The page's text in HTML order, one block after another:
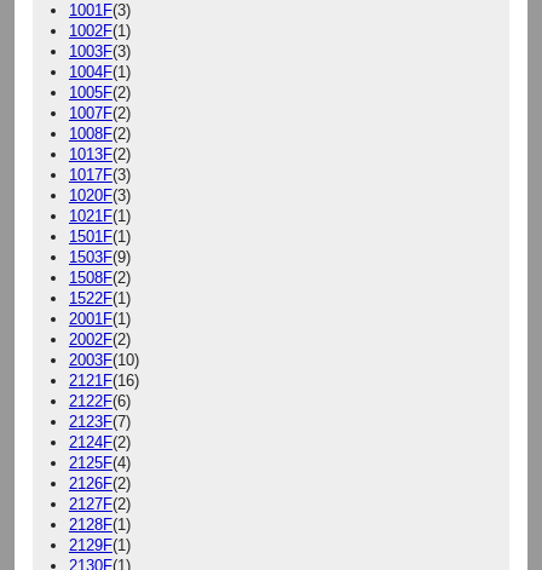
1001F(3)
1002F(1)
1003F(3)
1004F(1)
1005F(2)
1007F(2)
1008F(2)
1013F(2)
1017F(3)
1020F(3)
1021F(1)
1501F(1)
1503F(9)
1508F(2)
1522F(1)
2001F(1)
2002F(2)
2003F(10)
2121F(16)
2122F(6)
2123F(7)
2124F(2)
2125F(4)
2126F(2)
2127F(2)
2128F(1)
2129F(1)
2130F(1)